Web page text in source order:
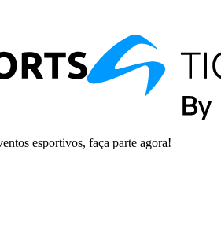
esportivos, faça parte agora!